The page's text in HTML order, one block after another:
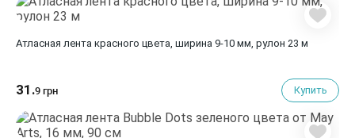
Атласная лента красного цвета, ширина 9-10 мм, рулон 23 м
31.9 грн Купить